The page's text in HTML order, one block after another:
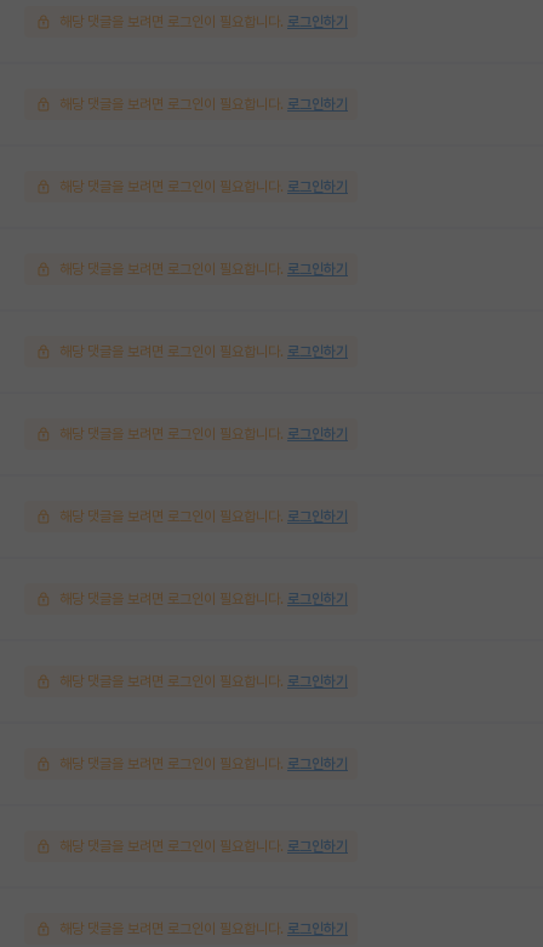
해당 댓글을 보려면 로그인이 필요합니다. 로그인하기
해당 댓글을 보려면 로그인이 필요합니다. 로그인하기
해당 댓글을 보려면 로그인이 필요합니다. 로그인하기
해당 댓글을 보려면 로그인이 필요합니다. 로그인하기
해당 댓글을 보려면 로그인이 필요합니다. 로그인하기
해당 댓글을 보려면 로그인이 필요합니다. 로그인하기
해당 댓글을 보려면 로그인이 필요합니다. 로그인하기
해당 댓글을 보려면 로그인이 필요합니다. 로그인하기
해당 댓글을 보려면 로그인이 필요합니다. 로그인하기
해당 댓글을 보려면 로그인이 필요합니다. 로그인하기
해당 댓글을 보려면 로그인이 필요합니다. 로그인하기
해당 댓글을 보려면 로그인이 필요합니다. 로그인하기